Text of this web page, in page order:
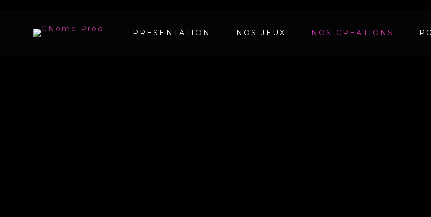
PRESENTATION NOS JEUX NOS CREATIONS